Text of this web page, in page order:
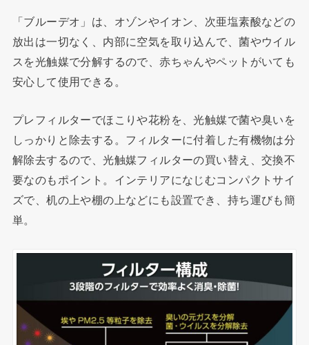
「ブルーデオ」は、オゾンやイオン、次亜塩素酸などの
放出は一切なく、内部に空気を取り込んで、菌やウイル
スを光触媒で分解するので、赤ちゃんやペットがいても
安心して使用できる。
プレフィルターでほこりや花粉を、光触媒で菌や臭いを
しっかりと除去する。フィルターに付着した有機物は分
解除去するので、光触媒フィルターの買い替え、交換不
要なのもポイント。インテリアになじむコンパクトサイ
ズで、机の上や棚の上などにも設置でき、持ち運びも簡
単。